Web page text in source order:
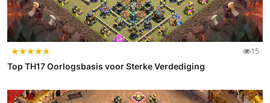
★★★★★ 15
Top TH17 Oorlogsbasis voor Sterke Verdediging